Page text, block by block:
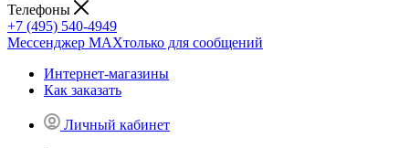
Телефоны
+7 (495) 540-4949
Мессенджер МАХтолько для сообщений
Интернет-магазины
Как заказать
Личный кабинет